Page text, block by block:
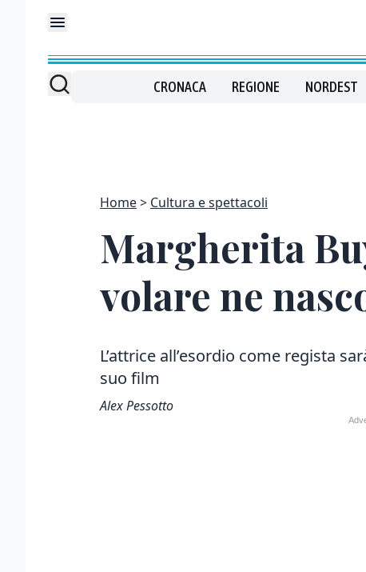
CRONACA REGIONE NORDEST
Home Cultura e spettacoli
Margherita
volare ne
L’attrice all’esordio come regista
suo film
Alex Pessotto